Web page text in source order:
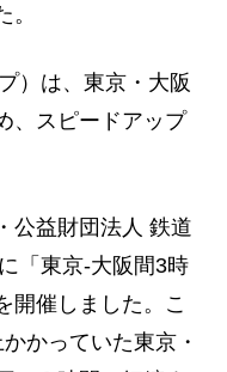
）は、東京・大阪
、スピードアップ
公益財団法人 鉄道
「東京-大阪間3時
開催しました。こ
かっていた東京・